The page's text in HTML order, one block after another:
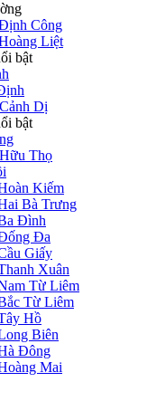
Công
Liệt
bật
Dị
bật
Thọ
Kiếm
Bà Trưng
Đình
Đa
Giấy
Xuân
Từ Liêm
Từ Liêm
Hồ
Biên
Đông
Mai